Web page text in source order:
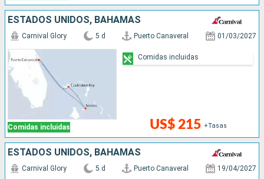
ESTADOS UNIDOS, BAHAMAS
Comidas incluidas
Carnival Glory 5 d Puerto Canaveral 01/03/2027
US$ 215 +Tasas
Comidas incluidas
ESTADOS UNIDOS, BAHAMAS
Carnival Glory 5 d Puerto Canaveral 19/04/2027